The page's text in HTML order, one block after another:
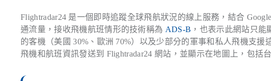
Flightradar24 是一個即時追蹤全球飛航狀況的線上服務，結合
通流量，接收飛機航班情形的技術稱為 ADS-B ，也表示此網站只
的客機（美國 30%、歐洲 70%）以及少部分的軍事和私人飛機支
飛機和航班資訊發送到 Flightradar24 網站，並顯示在地圖上，包括